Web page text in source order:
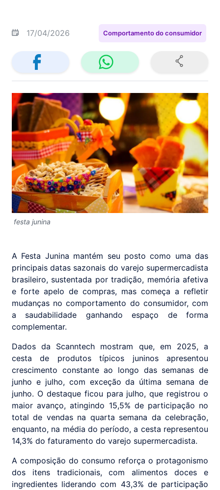
17/04/2026 Comportamento do consumidor
festa junina
A Festa Junina mantém seu posto como uma das
principais datas sazonais do varejo supermercadista
brasileiro, sustentada por tradição, memória afetiva
e forte apelo de compras, mas começa a refletir
mudanças no comportamento do consumidor, com
a saudabilidade ganhando espaço de forma
complementar.
Dados da Scanntech mostram que, em 2025, a
cesta de produtos típicos juninos apresentou
crescimento constante ao longo das semanas de
junho e julho, com exceção da última semana de
junho. O destaque ficou para julho, que registrou o
maior avanço, atingindo 15,5% de participação no
total de vendas na quarta semana da celebração,
enquanto, na média do período, a cesta representou
14,3% do faturamento do varejo supermercadista.
A composição do consumo reforça o protagonismo
dos itens tradicionais, com alimentos doces e
ingredientes liderando com 43,3% de participação